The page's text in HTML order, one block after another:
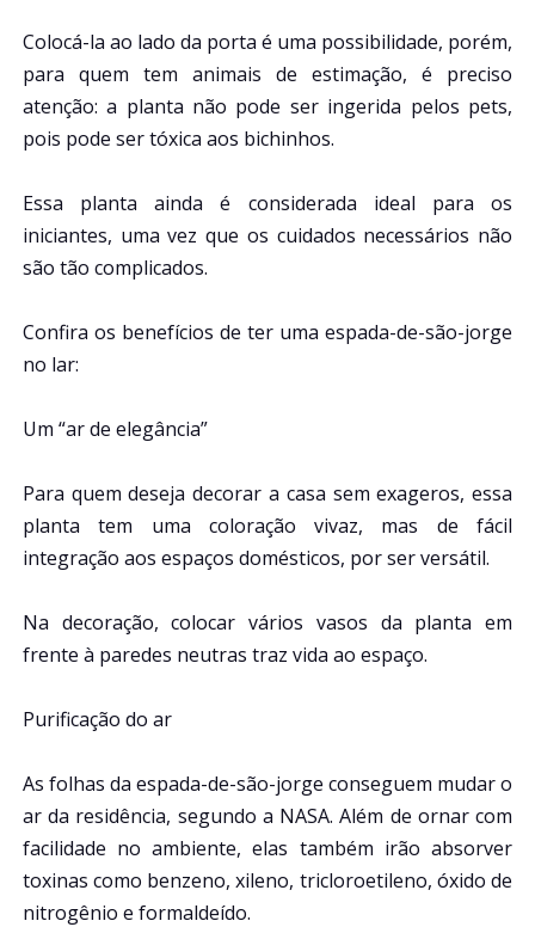
Colocá-la ao lado da porta é uma possibilidade, porém,
para quem tem animais de estimação, é preciso
atenção: a planta não pode ser ingerida pelos pets,
pois pode ser tóxica aos bichinhos.
Essa planta ainda é considerada ideal para os
iniciantes, uma vez que os cuidados necessários não
são tão complicados.
Confira os benefícios de ter uma espada-de-são-jorge
no lar:
Um “ar de elegância”
Para quem deseja decorar a casa sem exageros, essa
planta tem uma coloração vivaz, mas de fácil
integração aos espaços domésticos, por ser versátil.
Na decoração, colocar vários vasos da planta em
frente à paredes neutras traz vida ao espaço.
Purificação do ar
As folhas da espada-de-são-jorge conseguem mudar o
ar da residência, segundo a NASA. Além de ornar com
facilidade no ambiente, elas também irão absorver
toxinas como benzeno, xileno, tricloroetileno, óxido de
nitrogênio e formaldeído.